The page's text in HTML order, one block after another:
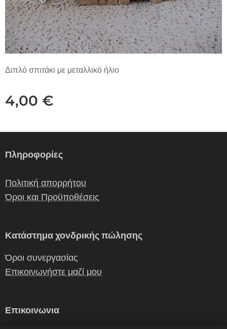
Διπλό σπιτάκι με μεταλλικό ήλιο
4,00 €
Πληροφορίες
Πολιτική απορρήτου
Όροι και Προϋποθέσεις
Κατάστημα χονδρικής πώλησης
Όροι συνεργασίας
Επικοινωνήστε μαζί μου
Επικοινωνια